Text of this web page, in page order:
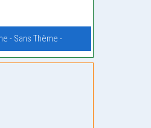
- Sans Thème -